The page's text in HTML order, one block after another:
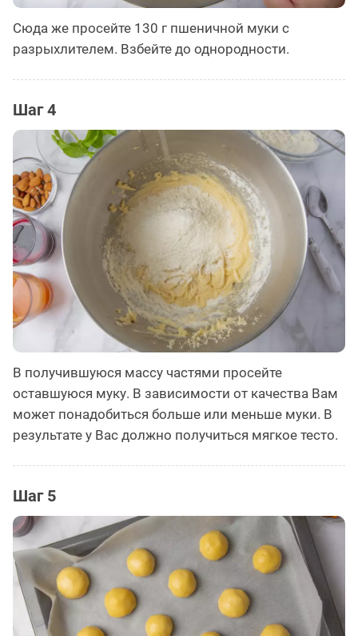
Сюда же просейте 130 г пшеничной муки с
разрыхлителем. Взбейте до однородности.
Шаг 4
В получившуюся массу частями просейте
оставшуюся муку. В зависимости от качества Вам
может понадобиться больше или меньше муки. В
результате у Вас должно получиться мягкое тесто.
Шаг 5